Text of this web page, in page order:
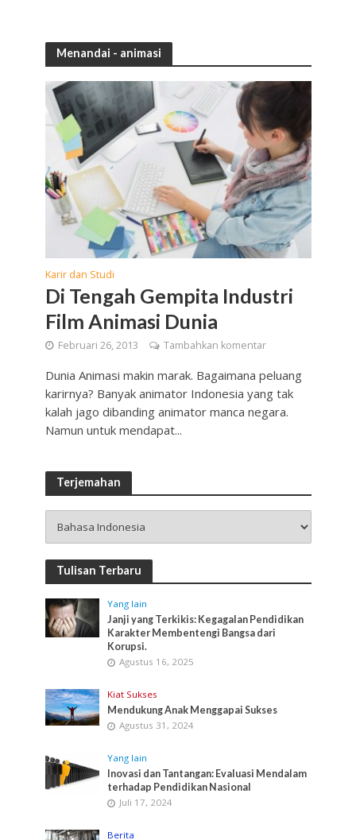
Menandai - animasi
Karir dan Studi
Di Tengah Gempita Industri
Film Animasi Dunia
Februari 26, 2013 Tambahkan komentar
Dunia Animasi makin marak. Bagaimana peluang
karirnya? Banyak animator Indonesia yang tak
kalah jago dibanding animator manca negara.
Namun untuk mendapat...
Terjemahan
Tulisan Terbaru
Yang lain
Janji yang Terkikis: Kegagalan Pendidikan
Karakter Membentengi Bangsa dari
Korupsi.
Agustus 16, 2025
Kiat Sukses
Mendukung Anak Menggapai Sukses
Agustus 31, 2024
Yang lain
Inovasi dan Tantangan: Evaluasi Mendalam
terhadap Pendidikan Nasional
Juli 17, 2024
Berita